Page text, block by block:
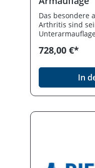
Das besondere
Arthritis sind
beschwerdefrei
die guten
Rollator zu
Alltag.
728,00 €*
In